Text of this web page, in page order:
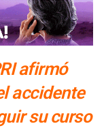
afirmó
accidente
su curso